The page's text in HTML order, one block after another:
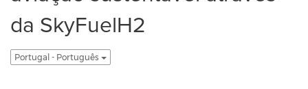
da SkyFuelH2
Portugal - Português